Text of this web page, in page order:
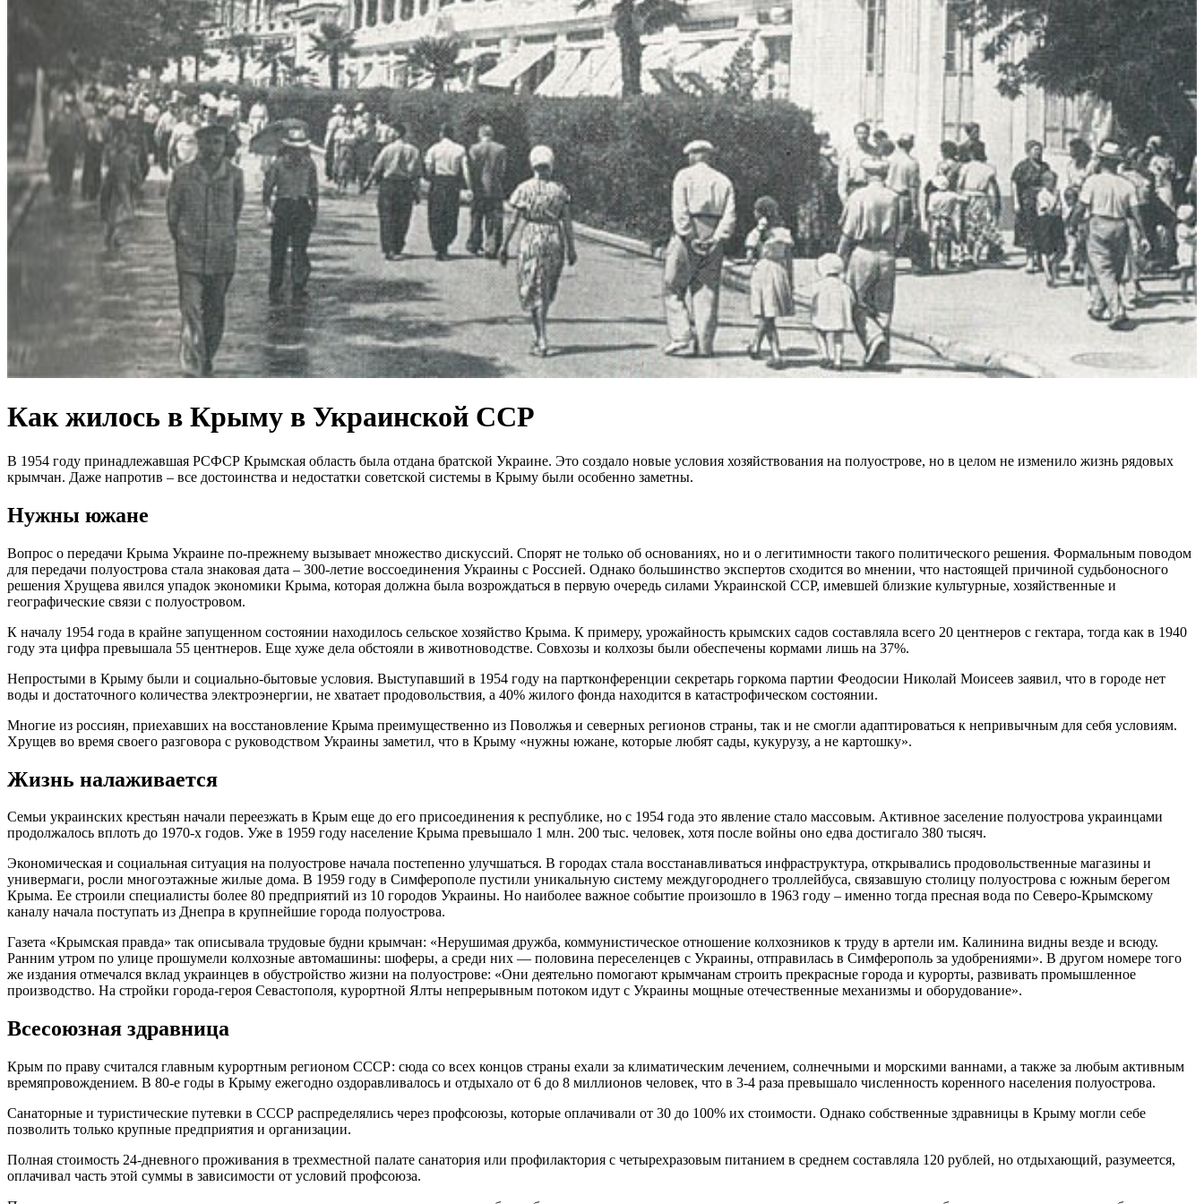
Как жилось в Крыму в Украинской ССР
В 1954 году принадлежавшая РСФСР Крымская область была отдана братской Украине. Это создало новые условия хозяйствования на полуострове, но в целом не изменило жизнь рядовых
крымчан. Даже напротив – все достоинства и недостатки советской системы в Крыму были особенно заметны.
Нужны южане
Вопрос о передачи Крыма Украине по-прежнему вызывает множество дискуссий. Спорят не только об основаниях, но и о легитимности такого политического решения. Формальным поводом
для передачи полуострова стала знаковая дата – 300-летие воссоединения Украины с Россией. Однако большинство экспертов сходится во мнении, что настоящей причиной судьбоносного
решения Хрущева явился упадок экономики Крыма, которая должна была возрождаться в первую очередь силами Украинской ССР, имевшей близкие культурные, хозяйственные и
географические связи с полуостровом.
К началу 1954 года в крайне запущенном состоянии находилось сельское хозяйство Крыма. К примеру, урожайность крымских садов составляла всего 20 центнеров с гектара, тогда как в 1940
году эта цифра превышала 55 центнеров. Еще хуже дела обстояли в животноводстве. Совхозы и колхозы были обеспечены кормами лишь на 37%.
Непростыми в Крыму были и социально-бытовые условия. Выступавший в 1954 году на партконференции секретарь горкома партии Феодосии Николай Моисеев заявил, что в городе нет
воды и достаточного количества электроэнергии, не хватает продовольствия, а 40% жилого фонда находится в катастрофическом состоянии.
Многие из россиян, приехавших на восстановление Крыма преимущественно из Поволжья и северных регионов страны, так и не смогли адаптироваться к непривычным для себя условиям.
Хрущев во время своего разговора с руководством Украины заметил, что в Крыму «нужны южане, которые любят сады, кукурузу, а не картошку».
Жизнь налаживается
Семьи украинских крестьян начали переезжать в Крым еще до его присоединения к республике, но с 1954 года это явление стало массовым. Активное заселение полуострова украинцами
продолжалось вплоть до 1970-х годов. Уже в 1959 году население Крыма превышало 1 млн. 200 тыс. человек, хотя после войны оно едва достигало 380 тысяч.
Экономическая и социальная ситуация на полуострове начала постепенно улучшаться. В городах стала восстанавливаться инфраструктура, открывались продовольственные магазины и
универмаги, росли многоэтажные жилые дома. В 1959 году в Симферополе пустили уникальную систему междугороднего троллейбуса, связавшую столицу полуострова с южным берегом
Крыма. Ее строили специалисты более 80 предприятий из 10 городов Украины. Но наиболее важное событие произошло в 1963 году – именно тогда пресная вода по Северо-Крымскому
каналу начала поступать из Днепра в крупнейшие города полуострова.
Газета «Крымская правда» так описывала трудовые будни крымчан: «Нерушимая дружба, коммунистическое отношение колхозников к труду в артели им. Калинина видны везде и всюду.
Ранним утром по улице прошумели колхозные автомашины: шоферы, а среди них — половина переселенцев с Украины, отправилась в Симферополь за удобрениями». В другом номере того
же издания отмечался вклад украинцев в обустройство жизни на полуострове: «Они деятельно помогают крымчанам строить прекрасные города и курорты, развивать промышленное
производство. На стройки города-героя Севастополя, курортной Ялты непрерывным потоком идут с Украины мощные отечественные механизмы и оборудование».
Всесоюзная здравница
Крым по праву считался главным курортным регионом СССР: сюда со всех концов страны ехали за климатическим лечением, солнечными и морскими ваннами, а также за любым активным
времяпровождением. В 80-е годы в Крыму ежегодно оздоравливалось и отдыхало от 6 до 8 миллионов человек, что в 3-4 раза превышало численность коренного населения полуострова.
Санаторные и туристические путевки в СССР распределялись через профсоюзы, которые оплачивали от 30 до 100% их стоимости. Однако собственные здравницы в Крыму могли себе
позволить только крупные предприятия и организации.
Полная стоимость 24-дневного проживания в трехместной палате санатория или профилактория с четырехразовым питанием в среднем составляла 120 рублей, но отдыхающий, разумеется,
оплачивал часть этой суммы в зависимости от условий профсоюза.